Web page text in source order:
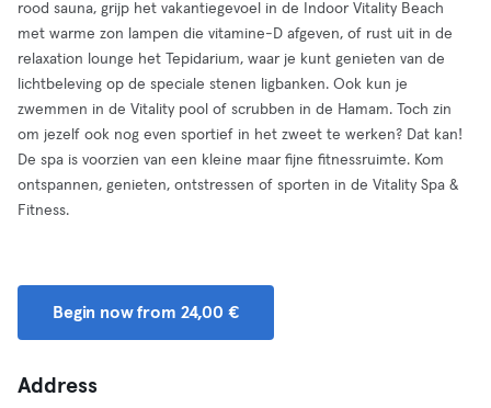
rood sauna, grijp het vakantiegevoel in de Indoor Vitality Beach
met warme zon lampen die vitamine-D afgeven, of rust uit in de
relaxation lounge het Tepidarium, waar je kunt genieten van de
lichtbeleving op de speciale stenen ligbanken. Ook kun je
zwemmen in de Vitality pool of scrubben in de Hamam. Toch zin
om jezelf ook nog even sportief in het zweet te werken? Dat kan!
De spa is voorzien van een kleine maar fijne fitnessruimte. Kom
ontspannen, genieten, ontstressen of sporten in de Vitality Spa &
Fitness.
Begin now from 24,00 €
Address